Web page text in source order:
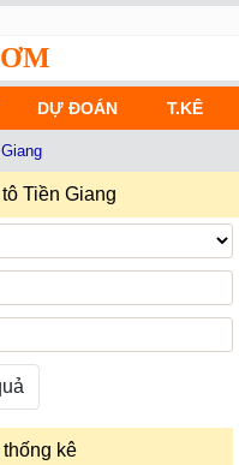
DỰ ĐOÁN T.KÊ
Tiền Giang
kê